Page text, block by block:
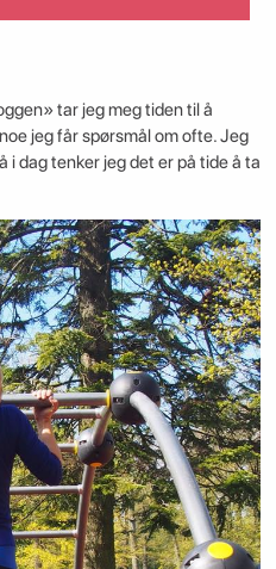
tar jeg meg tiden til å
jeg får spørsmål om ofte. Jeg
i dag tenker jeg det er på tide å ta